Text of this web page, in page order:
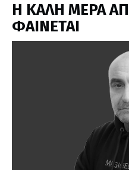
H ΚΑΛΗ ΜΕΡΑ
ΦΑΙΝΕΤΑΙ